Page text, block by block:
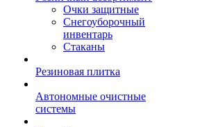
Очки защитные
Снегоуборочный
инвентарь
Стаканы
Резиновая плитка
Автономные очистные
системы